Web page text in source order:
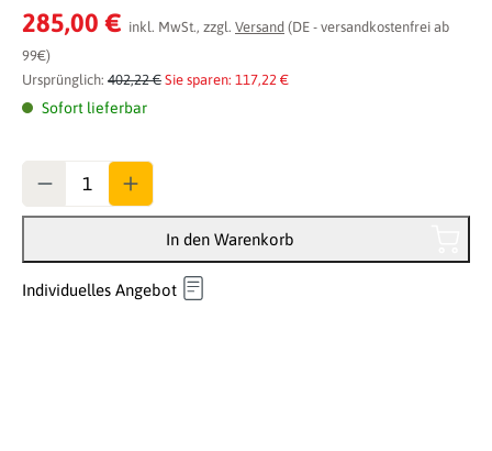
Durchschnittliche Bewertung von 0 von 5 Sternen
285,00 € inkl. MwSt., zzgl. Versand (DE - versandkostenfrei ab
99€)
Ursprünglich: 402,22 € Sie sparen: 117,22 €
Sofort lieferbar
In den Warenkorb
Individuelles Angebot